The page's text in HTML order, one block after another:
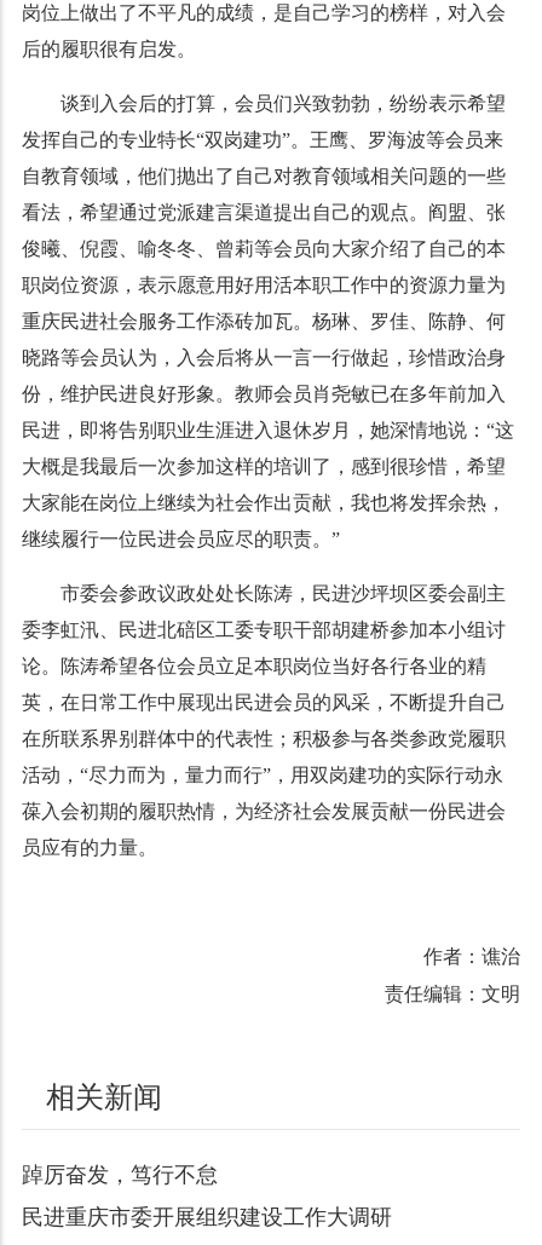
岗位上做出了不平凡的成绩，是自己学习的榜样，对入会
后的履职很有启发。
谈到入会后的打算，会员们兴致勃勃，纷纷表示希望
发挥自己的专业特长“双岗建功”。王鹰、罗海波等会员来
自教育领域，他们抛出了自己对教育领域相关问题的一些
看法，希望通过党派建言渠道提出自己的观点。阎盟、张
俊曦、倪霞、喻冬冬、曾莉等会员向大家介绍了自己的本
职岗位资源，表示愿意用好用活本职工作中的资源力量为
重庆民进社会服务工作添砖加瓦。杨琳、罗佳、陈静、何
晓路等会员认为，入会后将从一言一行做起，珍惜政治身
份，维护民进良好形象。教师会员肖尧敏已在多年前加入
民进，即将告别职业生涯进入退休岁月，她深情地说：“这
大概是我最后一次参加这样的培训了，感到很珍惜，希望
大家能在岗位上继续为社会作出贡献，我也将发挥余热，
继续履行一位民进会员应尽的职责。”
市委会参政议政处处长陈涛，民进沙坪坝区委会副主
委李虹汛、民进北碚区工委专职干部胡建桥参加本小组讨
论。陈涛希望各位会员立足本职岗位当好各行各业的精
英，在日常工作中展现出民进会员的风采，不断提升自己
在所联系界别群体中的代表性；积极参与各类参政党履职
活动，“尽力而为，量力而行”，用双岗建功的实际行动永
葆入会初期的履职热情，为经济社会发展贡献一份民进会
员应有的力量。
作者：谯治
责任编辑：文明
相关新闻
踔厉奋发，笃行不怠
民进重庆市委开展组织建设工作大调研